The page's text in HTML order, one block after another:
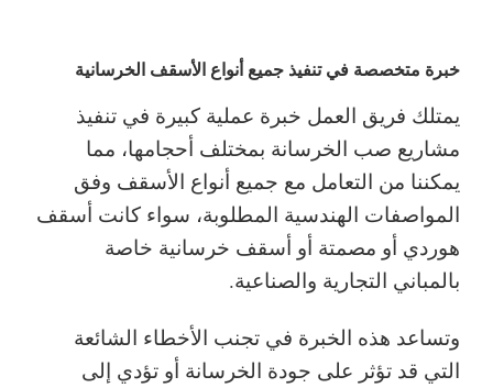
خبرة متخصصة في تنفيذ جميع أنواع الأسقف الخرسانية
يمتلك فريق العمل خبرة عملية كبيرة في تنفيذ
مشاريع صب الخرسانة بمختلف أحجامها، مما
يمكننا من التعامل مع جميع أنواع الأسقف وفق
المواصفات الهندسية المطلوبة، سواء كانت أسقف
هوردي أو مصمتة أو أسقف خرسانية خاصة
بالمباني التجارية والصناعية.
وتساعد هذه الخبرة في تجنب الأخطاء الشائعة
التي قد تؤثر على جودة الخرسانة أو تؤدي إلى